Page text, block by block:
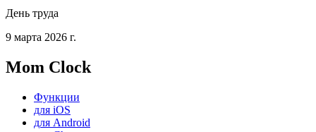
День труда
9 марта 2026 г.
Mom Clock
Функции
для iOS
для Android